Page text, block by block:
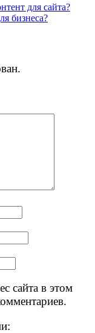
для сайта?
бизнеса?
сайта в этом